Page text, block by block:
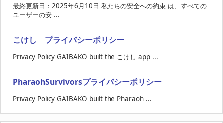
最終更新日：2025年6月10日 私たちの安全への約束 は、すべての
ユーザーの安 ...
こけし プライバシーポリシー
Privacy Policy GAIBAKO built the こけし app ...
PharaohSurvivorsプライバシーポリシー
Privacy Policy GAIBAKO built the Pharaoh ...